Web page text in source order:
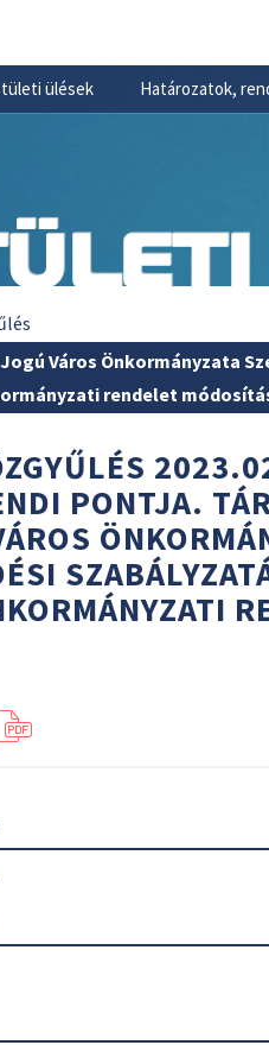
ülések Határozatok,
Város Önkormányzata
rendelet
PONTJA.